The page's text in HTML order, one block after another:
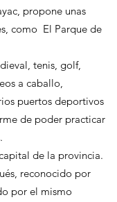
propone unas
como El Parque de
tenis, golf,
a caballo,
puertos deportivos
de poder practicar
de la provincia.
reconocido por
por el mismo